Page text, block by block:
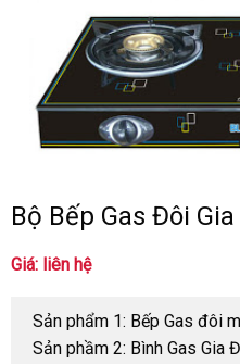
Bộ Bếp Gas Đôi
Giá: liên hệ
Sản phẩm 1: Bếp Gas đôi
Sản phầm 2: Bình Gas Gia